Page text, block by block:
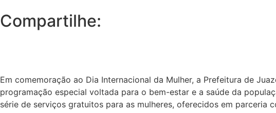
Compartilhe:
Em comemoração ao Dia Internacional da Mulher, a Prefeitura de
programação especial voltada para o bem-estar e a saúde da
série de serviços gratuitos para as mulheres, oferecidos em parceria